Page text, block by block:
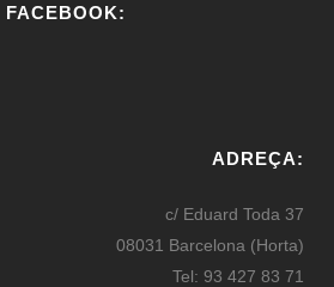
FACEBOOK:
ADREÇA:
c/ Eduard Toda 37
08031 Barcelona (Horta)
Tel: 93 427 83 71